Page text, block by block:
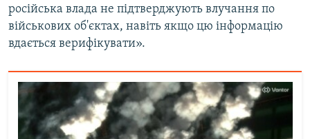
російська влада не підтверджують влучання по
військових об'єктах, навіть якщо цю інформацію
вдається верифікувати».